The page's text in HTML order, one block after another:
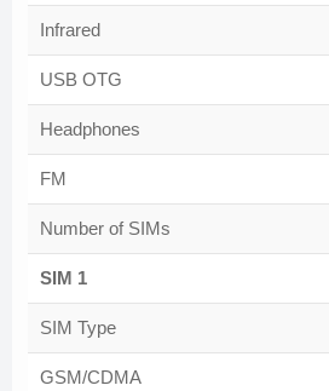
Infrared
USB OTG
Headphones
FM
Number of SIMs
SIM 1
SIM Type
GSM/CDMA